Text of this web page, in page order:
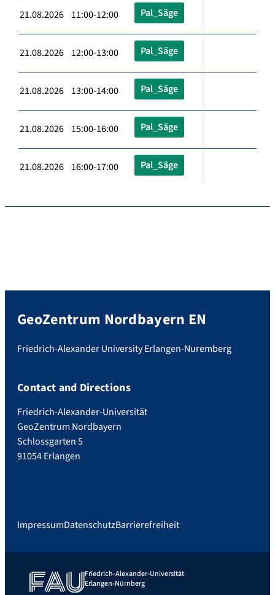
21.08.2026 11:00-12:00 Pal_Säge
21.08.2026 12:00-13:00 Pal_Säge
21.08.2026 13:00-14:00 Pal_Säge
21.08.2026 15:00-16:00 Pal_Säge
21.08.2026 16:00-17:00 Pal_Säge
GeoZentrum Nordbayern EN
Friedrich-Alexander University Erlangen-Nuremberg
Contact and Directions
Friedrich-Alexander-Universität
GeoZentrum Nordbayern
Schlossgarten 5
91054 Erlangen
ImpressumDatenschutzBarrierefreiheit
Friedrich-Alexander-Universität
Erlangen-Nürnberg